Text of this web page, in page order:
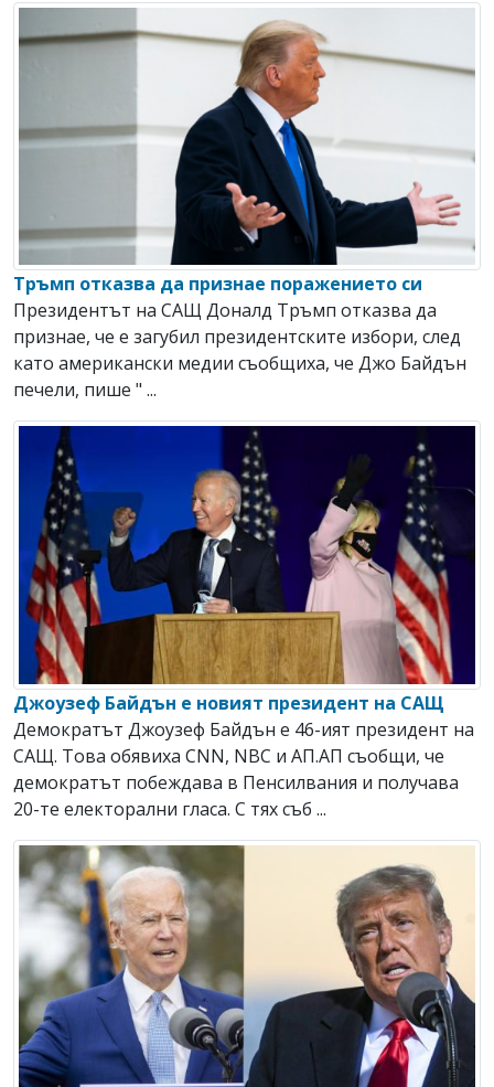
Тръмп отказва да признае поражението си
Президентът на САЩ Доналд Тръмп отказва да
признае, че е загубил президентските избори, след
като американски медии съобщиха, че Джо Байдън
печели, пише " ...
Джоузеф Байдън е новият президент на САЩ
Демократът Джоузеф Байдън е 46-ият президент на
САЩ. Това обявиха CNN, NBC и АП.АП съобщи, че
демократът побеждава в Пенсилвания и получава
20-те електорални гласа. С тях съб ...